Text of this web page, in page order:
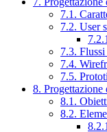
7.1.
7.2. User
7.3.
7.4.
7.5.
8. Progettazione
8.1.
8.2.